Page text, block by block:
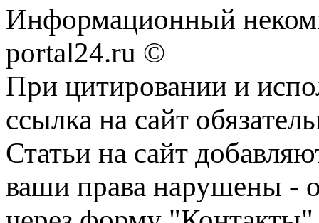
Информационный
portal24.ru ©
При цитировании и
ссылка на сайт
Статьи на сайт
ваши права нарушены -